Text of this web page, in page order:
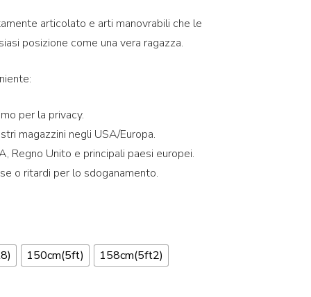
articolato e arti manovrabili che le
posizione come una vera ragazza.
per la privacy.
magazzini negli USA/Europa.
Regno Unito e principali paesi europei.
o ritardi per lo sdoganamento.
150cm(5ft)
158cm(5ft2)